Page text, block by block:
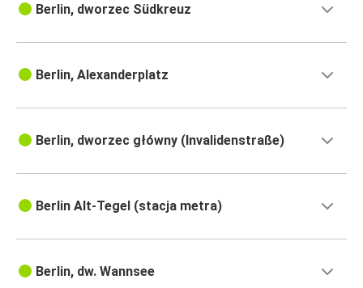
Berlin, dworzec Südkreuz
Berlin, Alexanderplatz
Berlin, dworzec główny (Invalidenstraße)
Berlin Alt-Tegel (stacja metra)
Berlin, dw. Wannsee